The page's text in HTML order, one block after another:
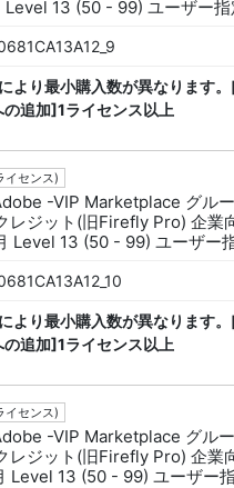
Level 13 (50 - 99) ユーザー指
より最小購入数が異なります
追加]1ライセンス以上
イセンス)
-VIP Marketplace グル
レジット(旧Firefly Pro) 企業
Level 13 (50 - 99) ユーザー
より最小購入数が異なります
追加]1ライセンス以上
イセンス)
-VIP Marketplace グル
レジット(旧Firefly Pro) 企業
Level 13 (50 - 99) ユーザー